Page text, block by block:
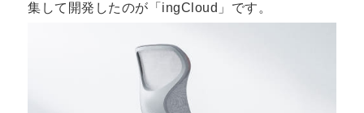
集して開発したのが「ingCloud」です。